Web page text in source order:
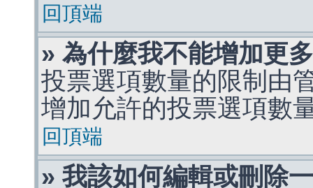
回頂端
» 為什麼我不能增加更
投票選項數量的限制由
增加允許的投票選項數
回頂端
» 我該如何編輯或刪除